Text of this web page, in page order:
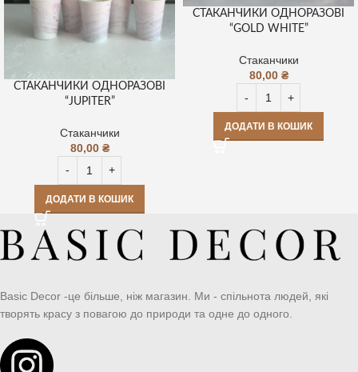
СТАКАНЧИКИ ОДНОРАЗОВІ
“JUPITER”
Стаканчики
80,00 ₴
ДОДАТИ В КОШИК
СТАКАНЧИКИ ОДНОРАЗОВІ
“GOLD WHITE”
Стаканчики
80,00 ₴
ДОДАТИ В КОШИК
Basic Decor -це більше, ніж магазин. Ми - спільнота людей, які
творять красу з повагою до природи та одне до одного.